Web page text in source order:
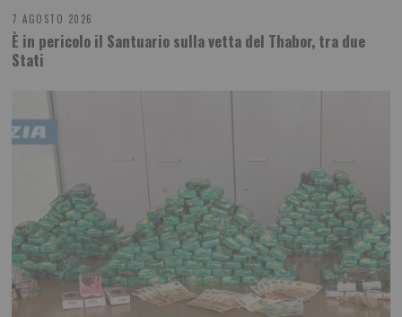
7 AGOSTO 2026
È in pericolo il Santuario sulla vetta del Thabor, tra due
Stati